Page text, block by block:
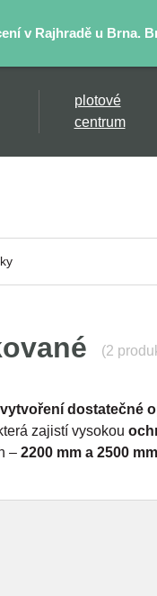
v Rajhradě u Brna.
plotové
centrum
(2
vytvoření dostatečné
zajistí vysokou
– 2200 mm a 2500 mm